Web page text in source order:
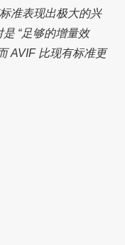
准表现出极大的兴
“足够的增量效
AVIF 比现有标准更